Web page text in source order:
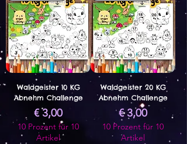
Waldgeister 10 KG
Abnehm Challenge
Prijs
€ 3,00
10 Prozent für 10
Artikel
Waldgeister 20 KG
Abnehm Challenge
Prijs
€ 3,00
10 Prozent für 10
Artikel